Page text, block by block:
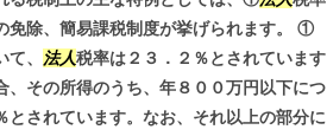
免除、簡易課税制度が挙げられます。 ①
、 法人税率は２３．２％とされています
、その所得のうち、年８００万円以下につ
とされています。なお、それ以上の部分に